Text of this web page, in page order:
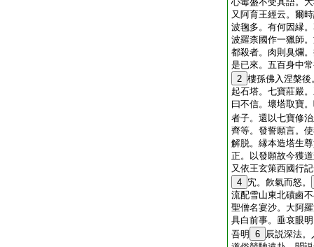
又阿育王經云。爾
波毱多。有何因縁
波羅柰國作一獵師
都殺者。肉則臭爛
是已來。五百身中
2 樓孫佛入涅槃
起石塔。七寶莊嚴
曰不信。壞塔取寶
者子。還以七寶修
齊等。發誓願言。
解脱。縁本造塔生
正。以發願故今獲
又依王玄策西國行
4 宄。飮氣而怒。
流配雪山東北磧鹵
聖僧名宴沙。大阿
具白前事。垂哀眼
吾明
6 辰説深法